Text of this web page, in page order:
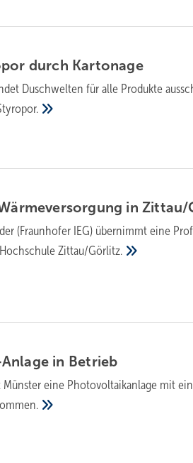
durch Kar­to­na­ge
Duschwelten für alle Produkte
inZittau/
(Fraunhofer IEG) übernimmt eine
Zittau/Görlitz.
in Betrieb
eine Photovoltaikanlage mit